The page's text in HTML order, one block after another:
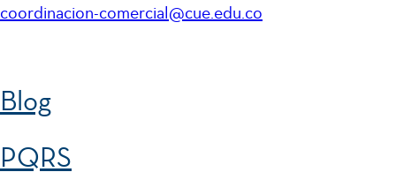
coordinacion-comercial@cue.edu.co
Blog
PQRS